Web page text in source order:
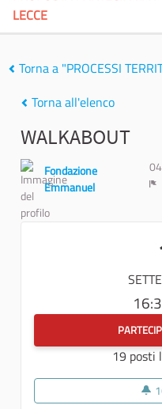
LECCE
Torna a "PROCESSI
Torna all'elenco
WALKABOUT
Fondazione
Emmanuel
19 posti